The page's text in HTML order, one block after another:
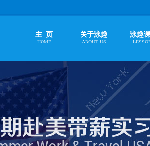
主 页
HOME
关于泳趣
ABOUT US
泳趣